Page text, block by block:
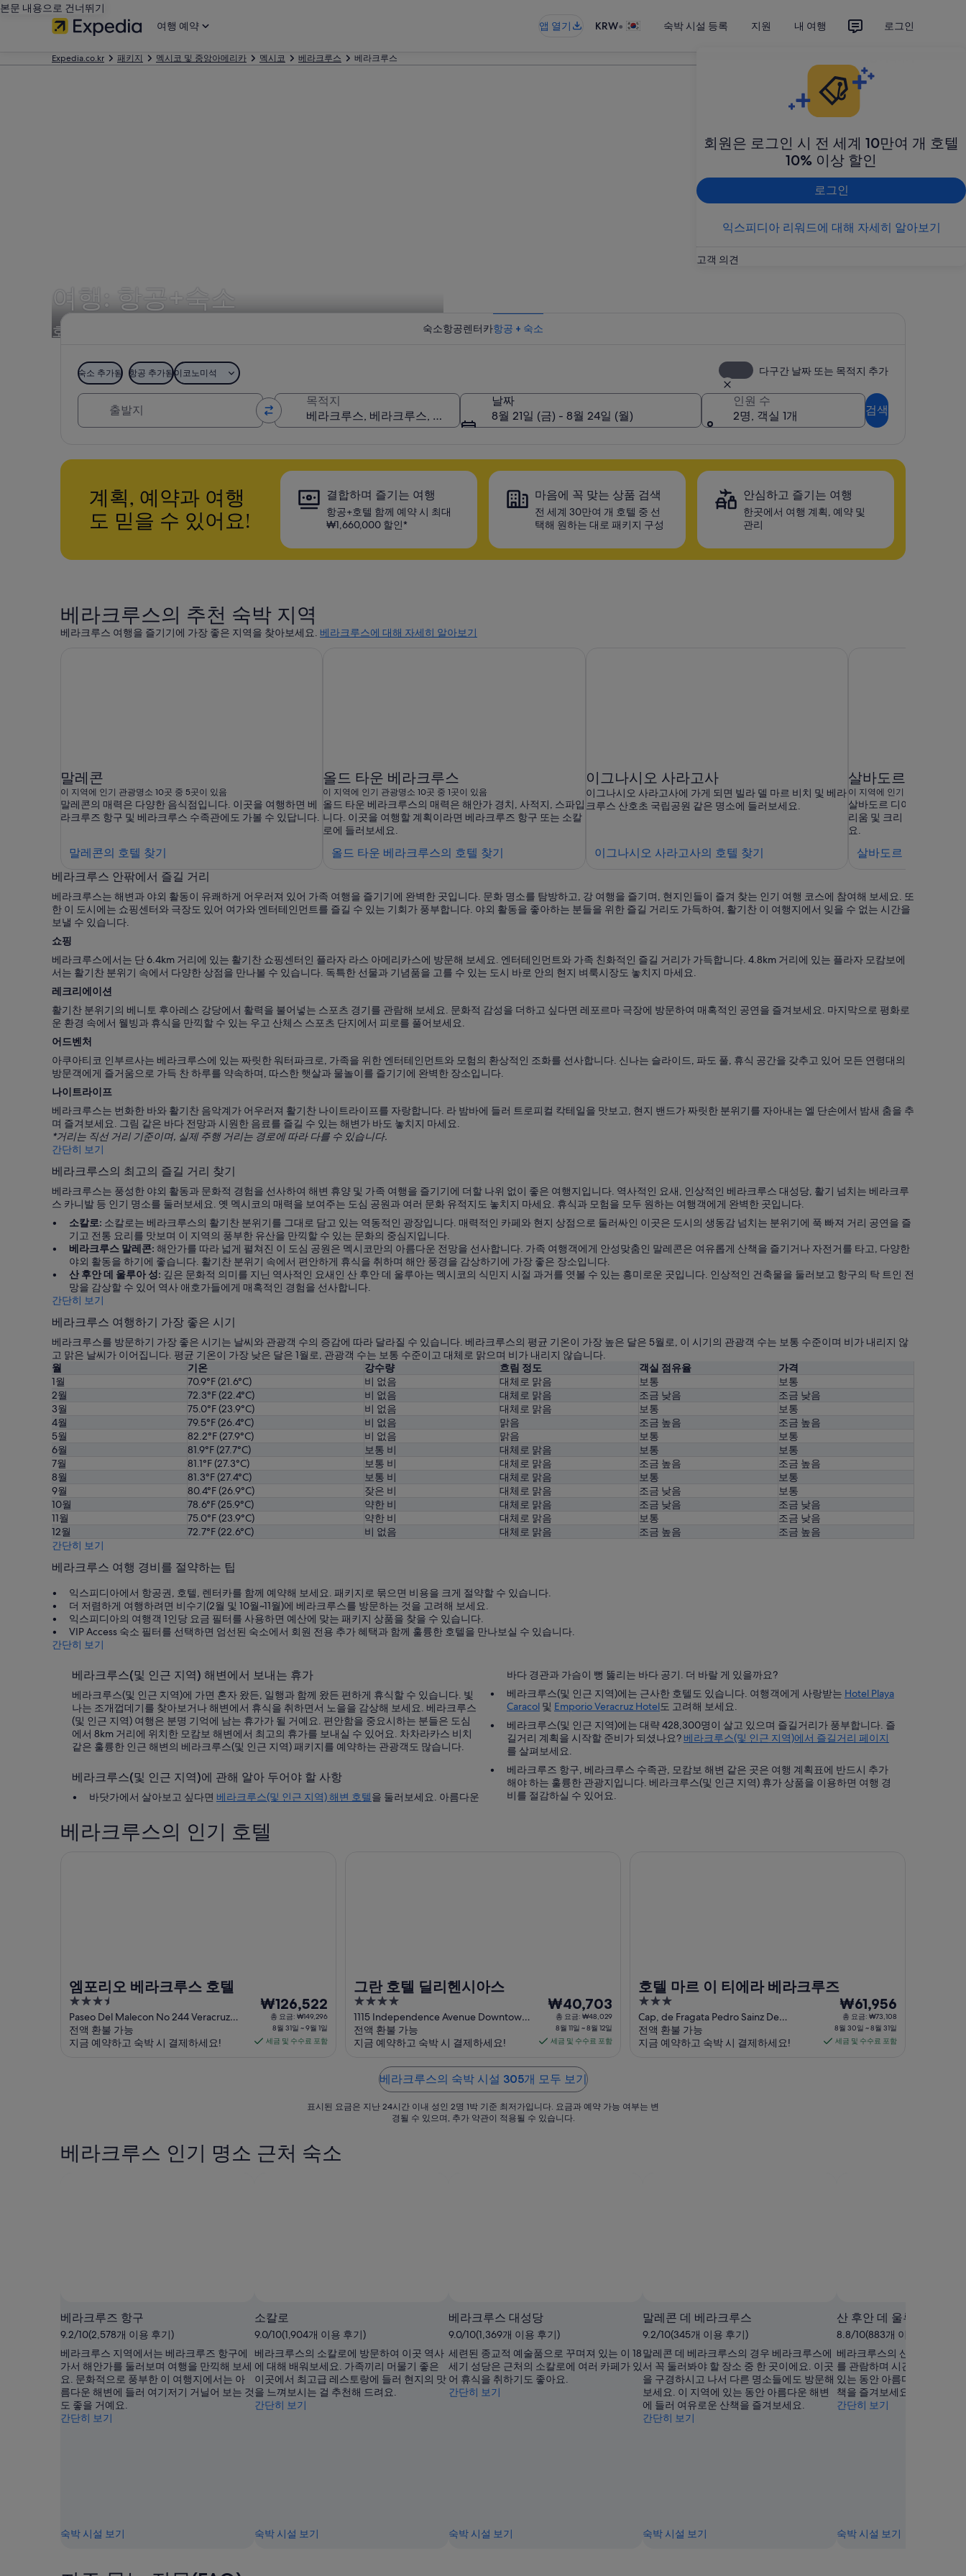
본문 내용으로 건너뛰기
여행 예약
앱 열기 KRW• 숙박 시설 등록 지원 내 여행 로그인
회원은 로그인 시 전 세계 10만여 개 호텔
10% 이상 할인
로그인
익스피디아 리워드에 대해 자세히 알아보기
고객 의견
Expedia.co.kr 패키지 멕시코 및 중앙아메리카 멕시코 베라크루스 베라크루스
여행: 항공+숙소
호텔과 항공, 렌터카를 함께 예약하고 여행 경비를 절약하세요!
숙소항공렌터카항공 + 숙소
숙소 추가됨 항공 추가됨이코노미석 다구간 날짜 또는 목적지 추가
목적지
날짜
8월 21일 (금) - 8월 24일 (월)
인원 수
2명, 객실 1개
검색
계획, 예약과 여행
도 믿을 수 있어요!
결합하며 즐기는 여행
항공+호텔 함께 예약 시 최대
₩1,660,000 할인*
마음에 꼭 맞는 상품 검색
전 세계 30만여 개 호텔 중 선
택해 원하는 대로 패키지 구성
안심하고 즐기는 여행
한곳에서 여행 계획, 예약 및
관리
베라크루스의 추천 숙박 지역
베라크루스 여행을 즐기기에 가장 좋은 지역을 찾아보세요. 베라크루스에 대해 자세히 알아보기
말레콘
이 지역에 인기 관광명소 10곳 중 5곳이 있음
말레콘의 매력은 다양한 음식점입니다. 이곳을 여행하면 베
라크루즈 항구 및 베라크루스 수족관에도 가볼 수 있답니다.
말레콘의 호텔 찾기
콘
의
호
기
올드 타운 베라크루스
이 지역에 인기 관광명소 10곳 중 1곳이 있음
올드 타운 베라크루스의 매력은 해안가 경치, 사적지, 스파입
니다. 이곳을 여행할 계획이라면 베라크루즈 항구 또는 소칼
로에 들러보세요.
올드 타운 베라크루스의 호텔 찾기
운
베
루
스
호
기
이그나시오 사라고사
이그나시오 사라고사에 가게 되면 빌라 델 마르 비치 및 베라
크루스 산호초 국립공원 같은 명소에 들러보세요.
이그나시오 사라고사의 호텔 찾기
시
오
고
호
기
살바도르 디아스
이 지역에 인기 관광명소 10곳
살바도르 디아스 미론에
리움 및 크리 크리 레크리
요.
살바도르 디아스 미
베라크루스 안팎에서 즐길 거리
베라크루스는 해변과 야외 활동이 유쾌하게 어우러져 있어 가족 여행을 즐기기에 완벽한 곳입니다. 문화 명소를 탐방하고, 강 여행을 즐기며, 현지인들이 즐겨 찾는 인기 여행 코스에 참여해 보세요. 또
한 이 도시에는 쇼핑센터와 극장도 있어 여가와 엔터테인먼트를 즐길 수 있는 기회가 풍부합니다. 야외 활동을 좋아하는 분들을 위한 즐길 거리도 가득하여, 활기찬 이 여행지에서 잊을 수 없는 시간을
보낼 수 있습니다.
쇼핑
베라크루스에서는 단 6.4km 거리에 있는 활기찬 쇼핑센터인 플라자 라스 아메리카스에 방문해 보세요. 엔터테인먼트와 가족 친화적인 즐길 거리가 가득합니다. 4.8km 거리에 있는 플라자 모캄보에
서는 활기찬 분위기 속에서 다양한 상점을 만나볼 수 있습니다. 독특한 선물과 기념품을 고를 수 있는 도시 바로 안의 현지 벼룩시장도 놓치지 마세요.
레크리에이션
활기찬 분위기의 베니토 후아레스 강당에서 활력을 불어넣는 스포츠 경기를 관람해 보세요. 문화적 감성을 더하고 싶다면 레포르마 극장에 방문하여 매혹적인 공연을 즐겨보세요. 마지막으로 평화로
운 환경 속에서 웰빙과 휴식을 만끽할 수 있는 우고 산체스 스포츠 단지에서 피로를 풀어보세요.
어드벤처
아쿠아티코 인부르사는 베라크루스에 있는 짜릿한 워터파크로, 가족을 위한 엔터테인먼트와 모험의 환상적인 조화를 선사합니다. 신나는 슬라이드, 파도 풀, 휴식 공간을 갖추고 있어 모든 연령대의
방문객에게 즐거움으로 가득 찬 하루를 약속하며, 따스한 햇살과 물놀이를 즐기기에 완벽한 장소입니다.
나이트라이프
베라크루스는 번화한 바와 활기찬 음악계가 어우러져 활기찬 나이트라이프를 자랑합니다. 라 밤바에 들러 트로피컬 칵테일을 맛보고, 현지 밴드가 짜릿한 분위기를 자아내는 엘 단손에서 밤새 춤을 추
며 즐겨보세요. 그림 같은 바다 전망과 시원한 음료를 즐길 수 있는 해변가 바도 놓치지 마세요.
*거리는 직선 거리 기준이며, 실제 주행 거리는 경로에 따라 다를 수 있습니다.
간단히 보기
베라크루스의 최고의 즐길 거리 찾기
베라크루스는 풍성한 야외 활동과 문화적 경험을 선사하여 해변 휴양 및 가족 여행을 즐기기에 더할 나위 없이 좋은 여행지입니다. 역사적인 요새, 인상적인 베라크루스 대성당, 활기 넘치는 베라크루
스 카니발 등 인기 명소를 둘러보세요. 옛 멕시코의 매력을 보여주는 도심 공원과 여러 문화 유적지도 놓치지 마세요. 휴식과 모험을 모두 원하는 여행객에게 완벽한 곳입니다.
소칼로: 소칼로는 베라크루스의 활기찬 분위기를 그대로 담고 있는 역동적인 광장입니다. 매력적인 카페와 현지 상점으로 둘러싸인 이곳은 도시의 생동감 넘치는 분위기에 푹 빠져 거리 공연을 즐
기고 전통 요리를 맛보며 이 지역의 풍부한 유산을 만끽할 수 있는 문화의 중심지입니다.
베라크루스 말레콘: 해안가를 따라 넓게 펼쳐진 이 도심 공원은 멕시코만의 아름다운 전망을 선사합니다. 가족 여행객에게 안성맞춤인 말레콘은 여유롭게 산책을 즐기거나 자전거를 타고, 다양한
야외 활동을 하기에 좋습니다. 활기찬 분위기 속에서 편안하게 휴식을 취하며 해안 풍경을 감상하기에 가장 좋은 장소입니다.
산 후안 데 울루아 성: 깊은 문화적 의미를 지닌 역사적인 요새인 산 후안 데 울루아는 멕시코의 식민지 시절 과거를 엿볼 수 있는 흥미로운 곳입니다. 인상적인 건축물을 둘러보고 항구의 탁 트인 전
망을 감상할 수 있어 역사 애호가들에게 매혹적인 경험을 선사합니다.
간단히 보기
베라크루스 여행하기 가장 좋은 시기
베라크루스를 방문하기 가장 좋은 시기는 날씨와 관광객 수의 증감에 따라 달라질 수 있습니다. 베라크루스의 평균 기온이 가장 높은 달은 5월로, 이 시기의 관광객 수는 보통 수준이며 비가 내리지 않
고 맑은 날씨가 이어집니다. 평균 기온이 가장 낮은 달은 1월로, 관광객 수는 보통 수준이고 대체로 맑으며 비가 내리지 않습니다.
월
기온 강수량 흐림 정도 객실 점유율
가격
1월
70.9°F (21.6°C) 비 없음 대체로 맑음 보통
보통
2월
72.3°F (22.4°C) 비 없음 대체로 맑음 조금 낮음
조금 낮음
3월
75.0°F (23.9°C) 비 없음 대체로 맑음 보통
보통
4월
79.5°F (26.4°C) 비 없음 맑음 조금 높음
조금 높음
5월
82.2°F (27.9°C) 비 없음 맑음 보통
보통
6월
81.9°F (27.7°C) 보통 비 대체로 맑음 보통
보통
7월
81.1°F (27.3°C) 보통 비 대체로 맑음 조금 높음
조금 높음
8월
81.3°F (27.4°C) 보통 비 대체로 맑음 보통
보통
9월
80.4°F (26.9°C) 잦은 비 대체로 맑음 조금 낮음
보통
10월
78.6°F (25.9°C) 약한 비 대체로 맑음 조금 낮음
조금 낮음
11월
75.0°F (23.9°C) 약한 비 대체로 맑음 보통
조금 낮음
12월
72.7°F (22.6°C) 비 없음 대체로 맑음 조금 높음
조금 높음
간단히 보기
베라크루스 여행 경비를 절약하는 팁
익스피디아에서 항공권, 호텔, 렌터카를 함께 예약해 보세요. 패키지로 묶으면 비용을 크게 절약할 수 있습니다.
더 저렴하게 여행하려면 비수기(2월 및 10월~11월)에 베라크루스를 방문하는 것을 고려해 보세요.
익스피디아의 여행객 1인당 요금 필터를 사용하면 예산에 맞는 패키지 상품을 찾을 수 있습니다.
VIP Access 숙소 필터를 선택하면 엄선된 숙소에서 회원 전용 추가 혜택과 함께 훌륭한 호텔을 만나보실 수 있습니다.
간단히 보기
베라크루스(및 인근 지역) 해변에서 보내는 휴가
베라크루스(및 인근 지역)에 가면 혼자 왔든, 일행과 함께 왔든 편하게 휴식할 수 있습니다. 빛
나는 조개껍데기를 찾아보거나 해변에서 휴식을 취하면서 노을을 감상해 보세요. 베라크루스
(및 인근 지역) 여행은 분명 기억에 남는 휴가가 될 거예요. 편안함을 중요시하는 분들은 도심
에서 8km 거리에 위치한 모캄보 해변에서 최고의 휴가를 보내실 수 있어요. 차차라카스 비치
같은 훌륭한 인근 해변의 베라크루스(및 인근 지역) 패키지를 예약하는 관광객도 많습니다.
베라크루스(및 인근 지역)에 관해 알아 두어야 할 사항
바닷가에서 살아보고 싶다면 베라크루스(및 인근 지역) 해변 호텔을 둘러보세요. 아름다운
바다 경관과 가슴이 뻥 뚫리는 바다 공기. 더 바랄 게 있을까요?
베라크루스(및 인근 지역)에는 근사한 호텔도 있습니다. 여행객에게 사랑받는 Hotel Playa
Caracol 및 Emporio Veracruz Hotel도 고려해 보세요.
베라크루스(및 인근 지역)에는 대략 428,300명이 살고 있으며 즐길거리가 풍부합니다. 즐
길거리 계획을 시작할 준비가 되셨나요? 베라크루스(및 인근 지역)에서 즐길거리 페이지
를 살펴보세요.
베라크루즈 항구, 베라크루스 수족관, 모캄보 해변 같은 곳은 여행 계획표에 반드시 추가
해야 하는 훌륭한 관광지입니다. 베라크루스(및 인근 지역) 휴가 상품을 이용하면 여행 경
비를 절감하실 수 있어요.
베라크루스의 인기 호텔
엠포리오 베라크루스 호텔
3.5
out
of
5
Paseo Del Malecon No 244 Veracruz
VER
전액 환불 가능
지금 예약하고 숙박 시 결제하세요!
8
일
까
니
다.
₩126,522
총 요금: ₩149,296
8월 31일 ~ 9월 1일
세금 및 수수료 포함
그란 호텔 딜리헨시아스
4
out
of
5
1115 Independence Avenue Downtown
Veracruz VER
전액 환불 가능
지금 예약하고 숙박 시 결제하세요!
8
월
일
부
터
8
월
12
다.
₩40,703
총 요금: ₩48,029
8월 11일 ~ 8월 12일
세금 및 수수료 포함
호텔 마르 이 티에라 베라크루즈
3
out
of
5
Cap, de Fragata Pedro Sainz De
Baranda Veracruz VER
전액 환불 가능
지금 예약하고 숙박 시 결제하세요!
8
월
30
일
니
다.
₩61,956
총 요금: ₩73,108
8월 30일 ~ 8월 31일
세금 및 수수료 포함
베라크루스의 숙박 시설 305개 모두 보기
표시된 요금은 지난 24시간 이내 성인 2명 1박 기준 최저가입니다. 요금과 예약 가능 여부는 변
경될 수 있으며, 추가 약관이 적용될 수 있습니다.
베라크루스 인기 명소 근처 숙소
베라크루즈 항구
9.2/10(2,578개 이용 후기)
베라크루스 지역에서는 베라크루즈 항구에
가서 해안가를 둘러보며 여행을 만끽해 보세
요. 문화적으로 풍부한 이 여행지에서는 아
름다운 해변에 들러 여기저기 거닐어 보는 것
도 좋을 거예요.
간단히 보기
숙박 시설 보기
소칼로
9.0/10(1,904개 이용 후기)
베라크루스의 소칼로에 방문하여 이곳 역사
에 대해 배워보세요. 가족끼리 머물기 좋은
이곳에서 최고급 레스토랑에 들러 현지의 맛
을 느껴보시는 걸 추천해 드려요.
간단히 보기
숙박 시설 보기
베라크루스 대성당
9.0/10(1,369개 이용 후기)
세련된 종교적 예술품으로 꾸며져 있는 이 18
세기 성당은 근처의 소칼로에 여러 카페가 있
어 휴식을 취하기도 좋아요.
간단히 보기
숙박 시설 보기
말레콘 데 베라크루스
9.2/10(345개 이용 후기)
말레콘 데 베라크루스의 경우 베라크루스에
서 꼭 둘러봐야 할 장소 중 한 곳이에요. 이곳
을 구경하시고 나서 다른 명소들에도 방문해
보세요. 이 지역에 있는 동안 아름다운 해변
에 들러 여유로운 산책을 즐겨보세요.
간단히 보기
숙박 시설 보기
산 후안 데 울루아 성
8.8/10(883개 이용 후기)
베라크루스의 산 후안 데 울
를 관람하며 시간을 보내보
있는 동안 아름다운 해변에
책을 즐겨보세요.
간단히 보기
숙박 시설 보기